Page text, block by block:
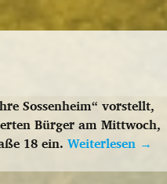
Sossenheim“ vorstellt,
Bürger am Mittwoch,
18 ein. Weiterlesen →